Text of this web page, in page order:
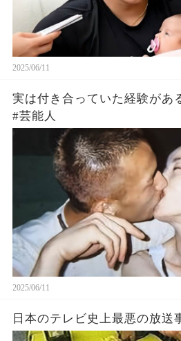
2025/06/11
実は付き合っていた経験があ
#芸能人
2025/06/11
日本のテレビ史上最悪の放送